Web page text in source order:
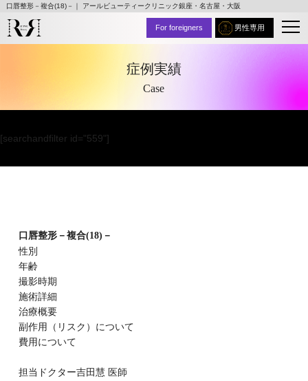
口唇整形－複合(18)－｜ アールビューティークリニック銀座・名古屋・大阪
男性専用
For foreigners
症例実績
Case
[searchandfilter id="559"]
口唇整形－複合(18)－
性別
年齢
撮影時期
施術詳細
治療概要
副作⽤（リスク）について
費⽤について
担当ドクター吉田慧医師